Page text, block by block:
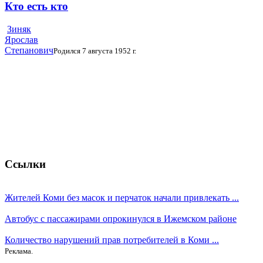
Кто есть кто
Зиняк
Ярослав
СтепановичРодился 7 августа 1952 г.
Ссылки
Жителей Коми без масок и перчаток начали привлекать ...
Автобус с пассажирами опрокинулся в Ижемском районе
Количество нарушений прав потребителей в Коми ...
Реклама.